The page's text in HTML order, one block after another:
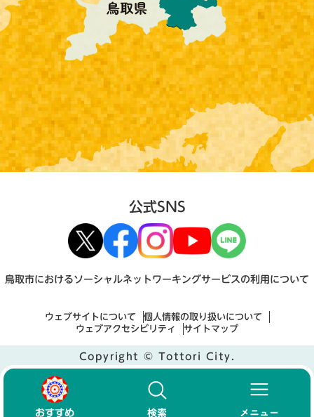
公式SNS
鳥取市におけるソーシャルネットワーキングサービスの利用について
ウェブサイトについて
個人情報の取り扱いについて
ウェブアクセシビリティ
サイトマップ
Copyright © Tottori City.